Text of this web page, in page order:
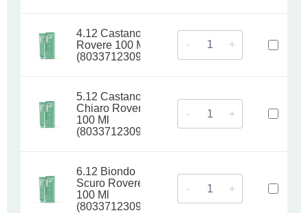
4.12 Castano
Rovere 100 Ml
(8033712309170)
- +
5.12 Castano
Chiaro Rovere
100 Ml
(8033712309187)
- +
6.12 Biondo
Scuro Rovere
100 Ml
(8033712309194)
- +